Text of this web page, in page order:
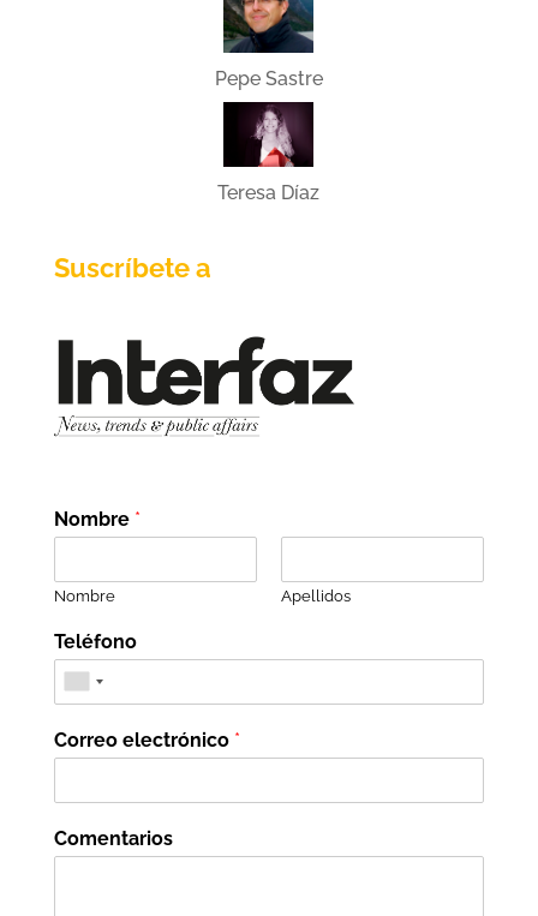
Pepe Sastre
Teresa Díaz
Suscríbete a
Nombre *
Nombre Apellidos
Teléfono
Correo electrónico *
Comentarios